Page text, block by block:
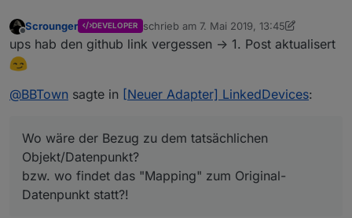
Offline
Scrounger DEVELOPER schrieb am 7. Mai 2019, 13:45
zuletzt editiert von Scrounger5. Juli 2019,
ups hab den github link vergessen -> 1. Post aktualisert
@BBTown sagte in [Neuer Adapter] LinkedDevices:
Wo wäre der Bezug zu dem tatsächlichen
Objekt/Datenpunkt?
bzw. wo findet das "Mapping" zum Original-
Datenpunkt statt?!